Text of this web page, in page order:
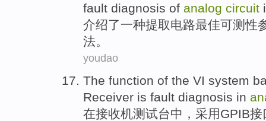
fault diagnosis of analog circuit
介绍了一种提取电路最佳可测性
法。
youdao
The function of the VI system
Receiver is fault diagnosis in
在接收机测试台中 ，采用GPIB接